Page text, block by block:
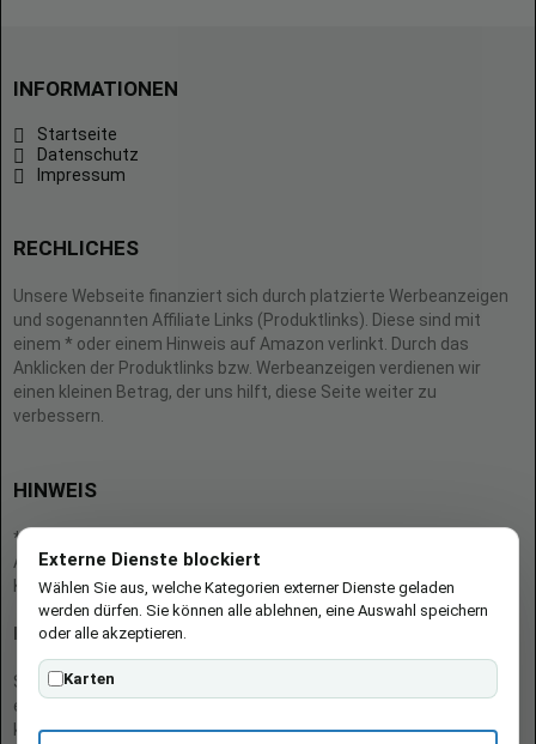
INFORMATIONEN
Startseite
Datenschutz
Impressum
RECHLICHES
Unsere Webseite finanziert sich durch platzierte Werbeanzeigen
und sogenannten Affiliate Links (Produktlinks). Diese sind mit
einem * oder einem Hinweis auf Amazon verlinkt. Durch das
Anklicken der Produktlinks bzw. Werbeanzeigen verdienen wir
einen kleinen Betrag, der uns hilft, diese Seite weiter zu
verbessern.
HINWEIS
* = Afilliate-Link (=Werbung)
Als Amazon-Partner verdient der Seitenbetreiber an qualifizierten
Käufen.
Hinweis zu Preisen und Verfügbarkeiten
Sofern Produktpreise und Verfügbarkeiten angezeigt werden,
entsprechen diese dem angegebenen Stand (Datum/Uhrzeit) und
können sich auf der verlinkten Seite jederzeit ändern. Für den Kauf
Externe Dienste blockiert
Wählen Sie aus, welche Kategorien externer Dienste geladen
werden dürfen. Sie können alle ablehnen, eine Auswahl speichern
oder alle akzeptieren.
Karten